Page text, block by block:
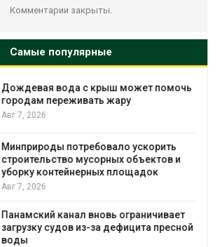
Комментарии закрыты.
Самые популярные
Дождевая вода с крыш может помочь
городам переживать жару
Авг 7, 2026
Минприроды потребовало ускорить
строительство мусорных объектов и
уборку контейнерных площадок
Авг 7, 2026
Панамский канал вновь ограничивает
загрузку судов из-за дефицита пресной
воды